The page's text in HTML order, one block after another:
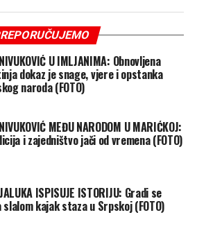
U IMLJANIMA: Obnovljena
dokaz je snage, vjere i opstanka
naroda (FOTO)
MEĐU NARODOM U MARIĆKOJ:
i zajedništvo jači od vremena (FOTO)
ISPISUJE ISTORIJU: Gradi se
slalom kajak staza u Srpskoj (FOTO)